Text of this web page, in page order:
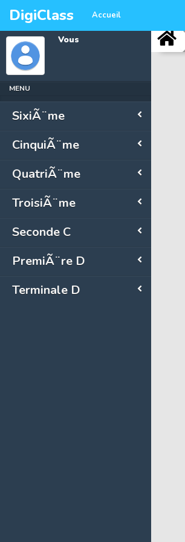
DigiClass Accueil
Vous
MENU
SixiÃ¨me
CinquiÃ¨me
QuatriÃ¨me
TroisiÃ¨me
Seconde C
PremiÃ¨re D
Terminale D